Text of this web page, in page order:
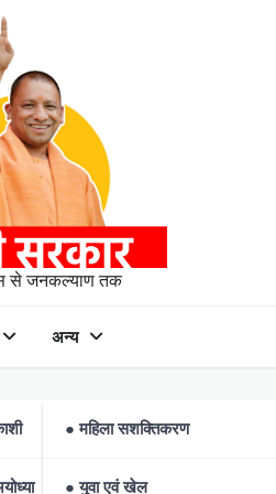
से जनकल्याण तक
अन्य
● महिला सशक्तिकरण
● युवा एवं खेल
गर्म और पौष्टिक